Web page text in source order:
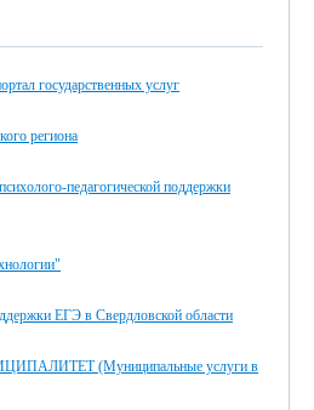
государственных услуг
региона
педагогической поддержки
ЕГЭ в Свердловской области
(Муниципальные услуги в